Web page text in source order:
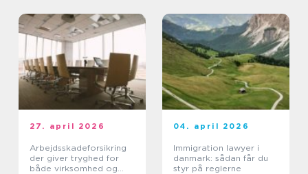
27. april 2026
Arbejdsskadeforsikring
der giver tryghed for
både virksomhed og
04. april 2026
Immigration lawyer i
danmark: sådan får du
styr på reglerne